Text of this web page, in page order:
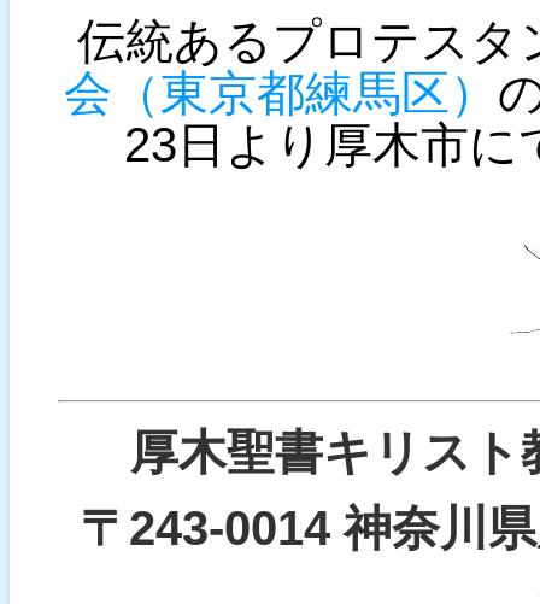
伝統あるプロテスタ
会（東京都練馬区）
23日より厚木市
厚木聖書キリス
〒243-0014 神奈川